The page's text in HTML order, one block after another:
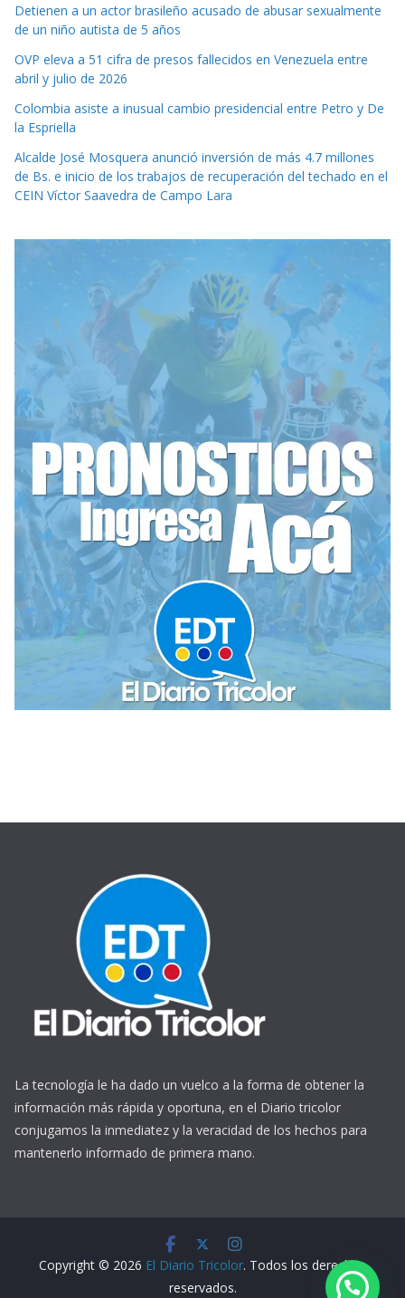
Detienen a un actor brasileño acusado de abusar sexualmente
de un niño autista de 5 años
OVP eleva a 51 cifra de presos fallecidos en Venezuela entre
abril y julio de 2026
Colombia asiste a inusual cambio presidencial entre Petro y De
la Espriella
Alcalde José Mosquera anunció inversión de más 4.7 millones
de Bs. e inicio de los trabajos de recuperación del techado en el
CEIN Víctor Saavedra de Campo Lara
La tecnología le ha dado un vuelco a la forma de obtener la
información más rápida y oportuna, en el Diario tricolor
conjugamos la inmediatez y la veracidad de los hechos para
mantenerlo informado de primera mano.
Copyright © 2026 El Diario Tricolor. Todos los derechos
reservados.